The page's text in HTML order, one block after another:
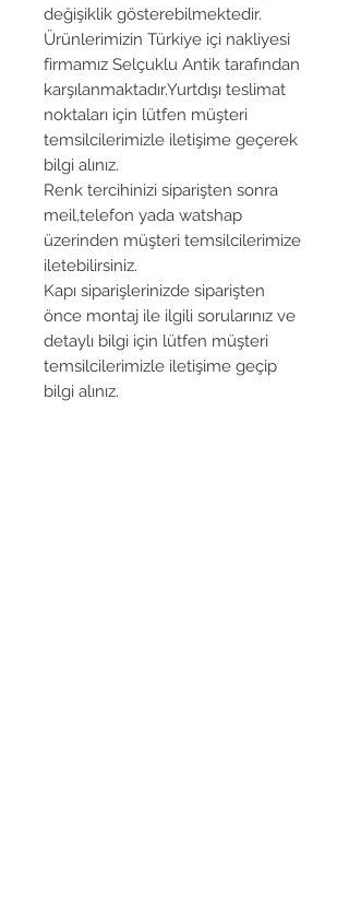
değişiklik gösterebilmektedir.
Ürünlerimizin Türkiye içi nakliyesi
firmamız Selçuklu Antik tarafından
karşılanmaktadır.Yurtdışı teslimat
noktaları için lütfen müşteri
temsilcilerimizle iletişime geçerek
bilgi alınız.
Renk tercihinizi siparişten sonra
meil,telefon yada watshap
üzerinden müşteri temsilcilerimize
iletebilirsiniz.
Kapı siparişlerinizde siparişten
önce montaj ile ilgili sorularınız ve
detaylı bilgi için lütfen müşteri
temsilcilerimizle iletişime geçip
bilgi alınız.